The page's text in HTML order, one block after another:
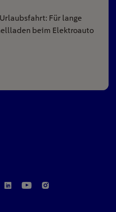
Für lange
beim Elektroauto